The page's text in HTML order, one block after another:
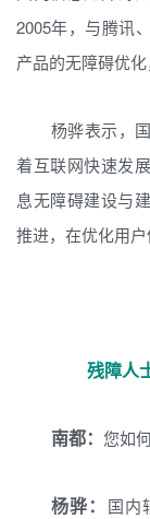
2005年，与腾讯
产品的无障碍优化
杨骅表示，
着互联网快速发
息无障碍建设与
推进，在优化用户
残障人
南都： 您如
杨骅：
国内